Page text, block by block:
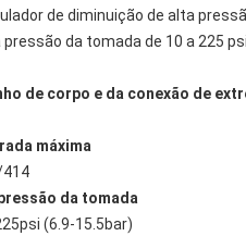
de diminuição de alta
da tomada de 10 a 225
de corpo e da conexão de
máxima
414
da tomada
(6.9-15.5bar)